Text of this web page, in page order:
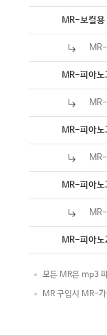
MR-보컬용
MR-피아노
MR-피아노
MR-피아노
MR-피아노
모든 MR은 mp3
MR 구입시 MR-